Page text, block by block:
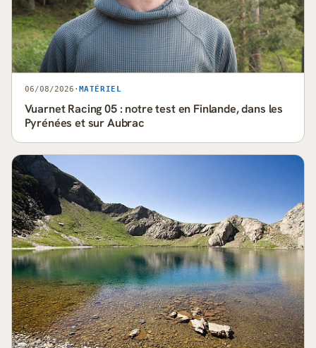
06/08/2026 · MATÉRIEL
Vuarnet Racing 05 : notre test en Finlande, dans les
Pyrénées et sur Aubrac